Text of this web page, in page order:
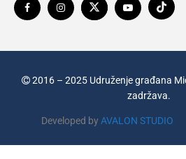
2016 – 2025 Udruženje građana
zadržava.
Developed byAVALON STUDIO